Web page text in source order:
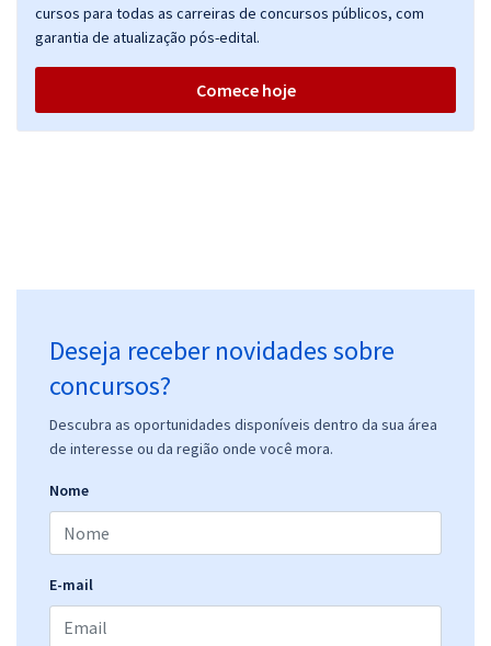
cursos para todas as carreiras de concursos públicos, com
garantia de atualização pós-edital.
Comece hoje
Deseja receber novidades sobre
concursos?
Descubra as oportunidades disponíveis dentro da sua área
de interesse ou da região onde você mora.
Nome
E-mail